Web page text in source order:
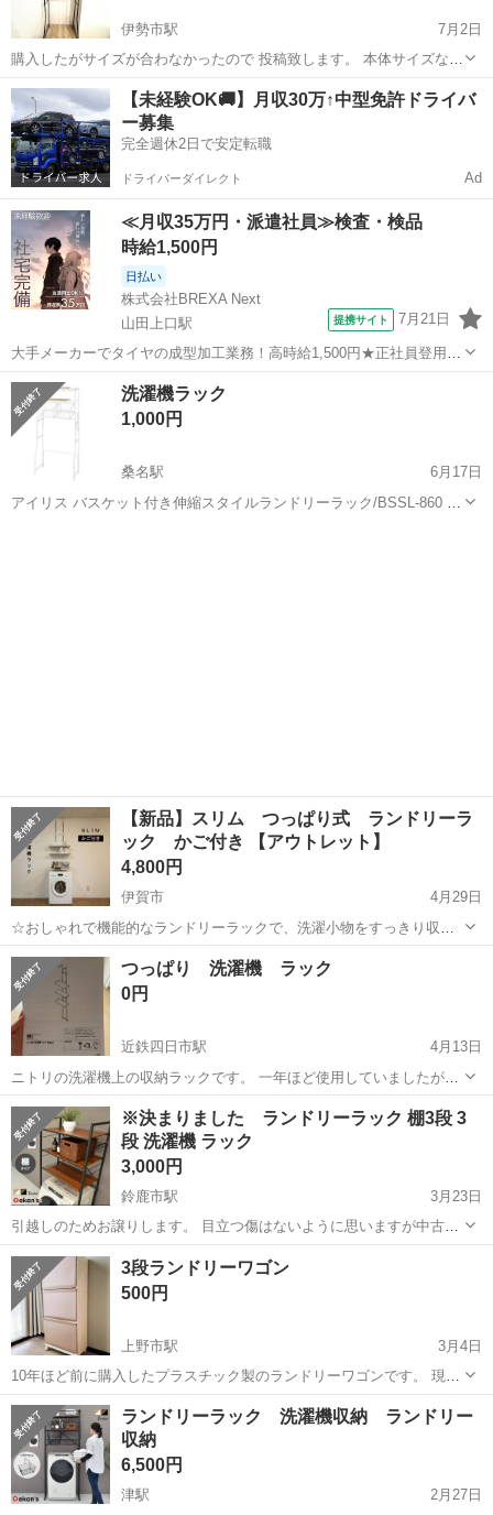
伊勢市駅
7月2日
購入したがサイズが合わなかったので 投稿致します。 本体サイズなど
は 画像でご確認お願いします！ よろしくお願い致します。 取りに来
ていただける方のみ。
三重 伊勢市 伊勢市駅 収納家具 ラック
【未経験OK🚚】月収30万↑中型免許ドライバ
ー募集
完全週休2日で安定転職
ドライバーダイレクト Ad
≪月収35万円・派遣社員≫検査・検品
時給1,500円
日払い
株式会社BREXA Next
山田上口駅
提携サイト 7月21日
大手メーカーでタイヤの成型加工業務！高時給1,500円★正社員登用制
度あり！ワンルーム寮完備！マイカー通勤OK！無料駐車場あり！《三
重県伊勢市》 人気の工場のお仕事 ◇タイヤの製造◇ トラック・バ
ス・RV車用を中心とした...
三重 伊勢市 山田上口駅
洗濯機ラック
1,000円
桑名駅
6月17日
アイリス バスケット付き伸縮スタイルランドリーラック/BSSL-860 ホ
【新品】スリム つっぱり式 ランドリーラ
ック かご付き 【アウトレット】
4,800円
伊賀市
4月29日
☆おしゃれで機能的なランドリーラックで、洗濯小物をすっきり収
納。 ☆毎日使うものをすぐ取れる場所に ☆可動棚は洗濯機に合わせて
高さ調整可能です ☆脱衣所をすっきり見せたい方にお勧めです。 【サ
イズ】 共通サ...
三重 伊賀市 収納家具 ランドリー
つっぱり 洗濯機 ラック
0円
近鉄四日市駅
4月13日
ニトリの洗濯機上の収納ラックです。 一年ほど使用していましたが引
っ越しのため処分します。 説明書あります。
三重 四日市市 近鉄四日市駅 収納家具 ラック
※決まりました ランドリーラック 棚3段 3
段 洗濯機 ラック
3,000円
鈴鹿市駅
3月23日
引越しのためお譲りします。 目立つ傷はないように思いますが中古品
にご理解頂ける方にお願いします。 定価9980円
三重 鈴鹿市 鈴鹿市駅 収納家具
3段ランドリーワゴン
500円
上野市駅
3月4日
10年ほど前に購入したプラスチック製のランドリーワゴンです。 現在
も販売されているロングセラー商品のようです。 新品6000円〜8000円
程度。 3段なので洗濯物の仕分けがしやすく、バスケットはそれぞれ
持ち運び可能。 洗濯...
三重 伊賀市 上野市駅 収納家具 ランドリー
ランドリーラック 洗濯機収納 ランドリー
収納
6,500円
津駅
2月27日